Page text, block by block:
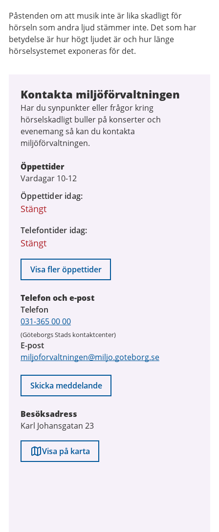
Påstenden om att musik inte är lika skadligt för
hörseln som andra ljud stämmer inte. Det som har
betydelse är hur högt ljudet är och hur länge
hörselsystemet exponeras för det.
Kontakta miljöförvaltningen
Har du synpunkter eller frågor kring
hörselskadligt buller på konserter och
evenemang så kan du kontakta
miljöförvaltningen.
Öppettider
Vardagar 10-12
Öppettider idag
Stängt
Telefontider idag
Stängt
Visa fler öppettider
Telefon och e-post
Telefon
031-365 00 00
(Göteborgs Stads kontaktcenter)
E-post
miljoforvaltningen@miljo.goteborg.se
Skicka meddelande
Besöksadress
Karl Johansgatan 23
Visa på karta